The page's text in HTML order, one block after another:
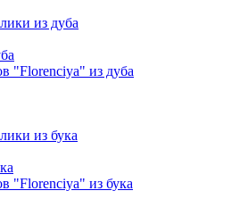
из дуба
"Florenciya" из дуба
из бука
"Florenciya" из бука